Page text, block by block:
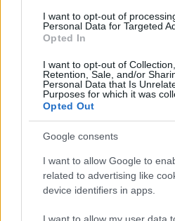
I want to opt-out of
Personal Data for Targeted
Opted In
I want to opt-out of
Retention, Sale, and/or
Personal Data that Is
Purposes for which it was
Opted Out
Google consents
I want to allow Google to
related to advertising like
device identifiers in apps.
A cikk folytatódik, lapozz!
«
Ezeket olvassákmost